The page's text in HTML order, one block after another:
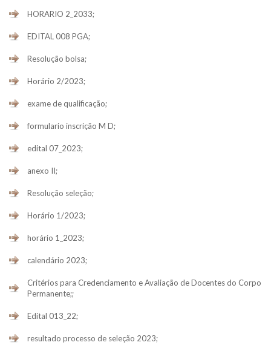
HORARIO 2_2033;
EDITAL 008 PGA;
Resolução bolsa;
Horário 2/2023;
exame de qualificação;
formulario inscrição M D;
edital 07_2023;
anexo II;
Resolução seleção;
Horário 1/2023;
horário 1_2023;
calendário 2023;
Critérios para Credenciamento e Avaliação de Docentes do Corpo
Permanente;;
Edital 013_22;
resultado processo de seleção 2023;